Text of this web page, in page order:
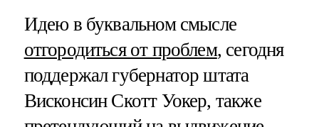
Идею в буквальном смысле
отгородиться от проблем, сегодня
поддержал губернатор штата
Висконсин Скотт Уокер, также